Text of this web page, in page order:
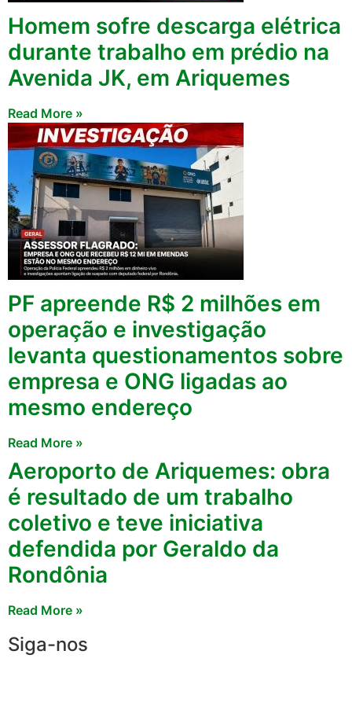
Homem sofre descarga elétrica
durante trabalho em prédio na
Avenida JK, em Ariquemes
Read More »
PF apreende R$ 2 milhões em
operação e investigação
levanta questionamentos sobre
empresa e ONG ligadas ao
mesmo endereço
Read More »
Aeroporto de Ariquemes: obra
é resultado de um trabalho
coletivo e teve iniciativa
defendida por Geraldo da
Rondônia
Read More »
Siga-nos